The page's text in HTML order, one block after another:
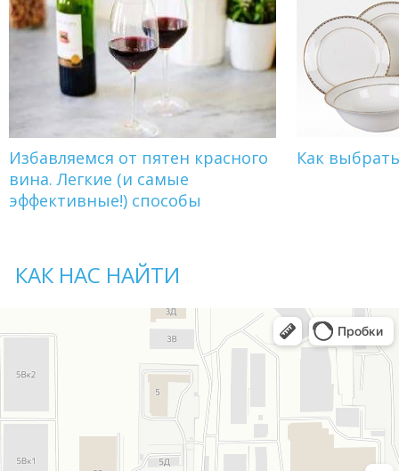
Избавляемся от пятен красного
вина. Легкие (и самые
эффективные!) способы
Как
КАК НАС НАЙТИ